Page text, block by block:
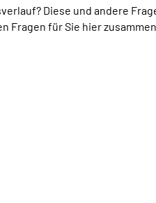
Diese und andere
Fragen für Sie hier